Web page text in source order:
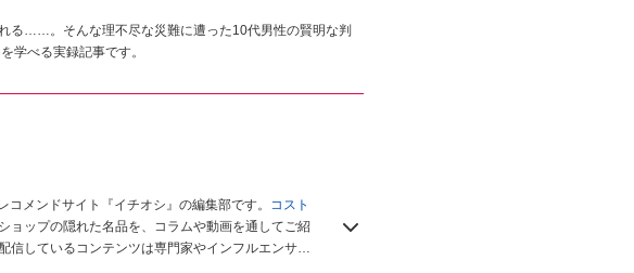
る……。そんな理不尽な災難に遭った10代男性の賢明な判
学べる実録記事です。
メンドサイト『イチオシ』の編集部です。
コスト
ョップの隠れた名品を、コラムや動画を通してご紹
信しているコンテンツは専門家やインフルエンサー